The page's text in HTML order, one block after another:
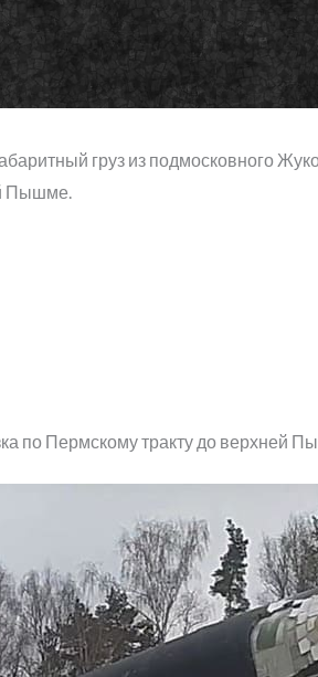
груз из подмосковного
Пышме.
по Пермскому тракту до верхней